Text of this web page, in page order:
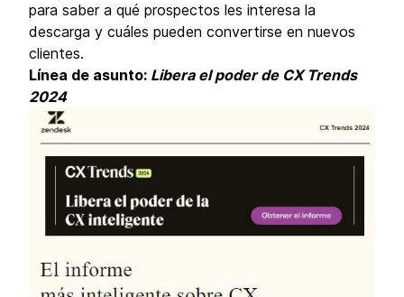
para saber a qué prospectos les interesa la
descarga y cuáles pueden convertirse en nuevos
clientes.
Línea de asunto: Libera el poder de CX Trends
2024